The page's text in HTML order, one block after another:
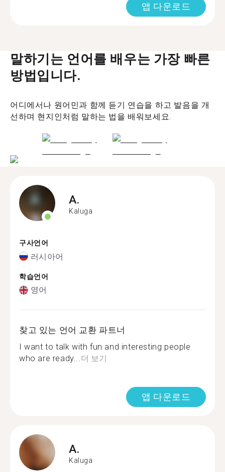
앱 다운로드
말하기는 언어를 배우는 가장 빠른
방법입니다.
어디에서나 원어민과 함께 듣기 연습을 하고 발음을 개
선하며 현지인처럼 말하는 법을 배워보세요.
A.
Kaluga
구사언어
러시아어
학습언어
영어
찾고 있는 언어 교환 파트너
I want to talk with fun and interesting people
who are ready...더 보기
앱 다운로드
A.
Kaluga